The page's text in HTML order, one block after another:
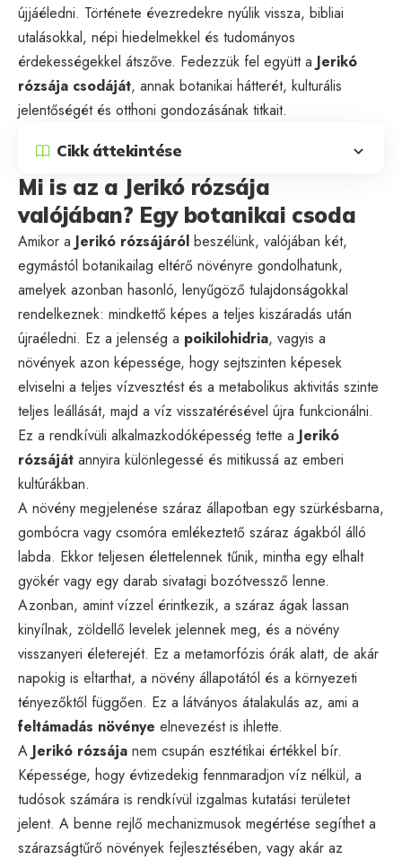
újjáéledni. Története évezredekre nyúlik vissza, bibliai
utalásokkal, népi hiedelmekkel és tudományos
érdekességekkel átszőve. Fedezzük fel együtt a Jerikó
rózsája csodáját, annak botanikai hátterét, kulturális
jelentőségét és otthoni gondozásának titkait.
Cikk áttekintése
Mi is az a Jerikó rózsája
valójában? Egy botanikai csoda
Amikor a Jerikó rózsájáról beszélünk, valójában két,
egymástól botanikailag eltérő növényre gondolhatunk,
amelyek azonban hasonló, lenyűgöző tulajdonságokkal
rendelkeznek: mindkettő képes a teljes kiszáradás után
újraéledni. Ez a jelenség a poikilohidria, vagyis a
növények azon képessége, hogy sejtszinten képesek
elviselni a teljes vízvesztést és a metabolikus aktivitás szinte
teljes leállását, majd a víz visszatérésével újra funkcionálni.
Ez a rendkívüli alkalmazkodóképesség tette a Jerikó
rózsáját annyira különlegessé és mitikussá az emberi
kultúrákban.
A növény megjelenése száraz állapotban egy szürkésbarna,
gombócra vagy csomóra emlékeztető száraz ágakból álló
labda. Ekkor teljesen élettelennek tűnik, mintha egy elhalt
gyökér vagy egy darab sivatagi bozótvessző lenne.
Azonban, amint vízzel érintkezik, a száraz ágak lassan
kinyílnak, zöldellő levelek jelennek meg, és a növény
visszanyeri életerejét. Ez a metamorfózis órák alatt, de akár
napokig is eltarthat, a növény állapotától és a környezeti
tényezőktől függően. Ez a látványos átalakulás az, ami a
feltámadás növénye elnevezést is ihlette.
A Jerikó rózsája nem csupán esztétikai értékkel bír.
Képessége, hogy évtizedekig fennmaradjon víz nélkül, a
tudósok számára is rendkívül izgalmas kutatási területet
jelent. A benne rejlő mechanizmusok megértése segíthet a
szárazságtűrő növények fejlesztésében, vagy akár az